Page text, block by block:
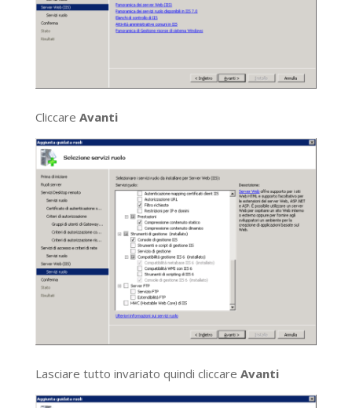
Cliccare Avanti
Lasciare tutto invariato quindi cliccare Avanti